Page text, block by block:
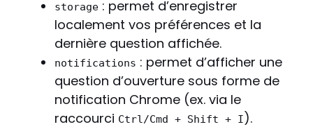
storage : permet d’enregistrer
localement vos préférences et la
dernière question affichée.
notifications : permet d’afficher une
question d’ouverture sous forme de
notification Chrome (ex. via le
raccourci Ctrl/Cmd + Shift + I).